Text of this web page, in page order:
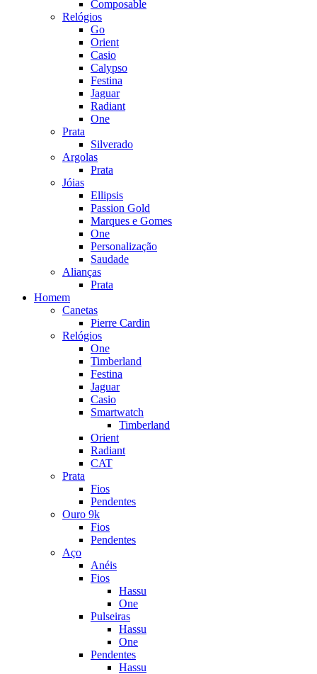
Composable
Relógios
Go
Orient
Casio
Calypso
Festina
Jaguar
Radiant
One
Prata
Silverado
Argolas
Prata
Jóias
Ellipsis
Passion Gold
Marques e Gomes
One
Personalização
Saudade
Alianças
Prata
Homem
Canetas
Pierre Cardin
Relógios
One
Timberland
Festina
Jaguar
Casio
Smartwatch
Timberland
Orient
Radiant
CAT
Prata
Fios
Pendentes
Ouro 9k
Fios
Pendentes
Aço
Anéis
Fios
Hassu
One
Pulseiras
Hassu
One
Pendentes
Hassu